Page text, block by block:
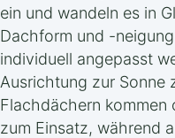
ein und wandeln es in
Dachform und -
individuell angepasst
Ausrichtung zur Sonne
Flachdächern
zum Einsatz, während